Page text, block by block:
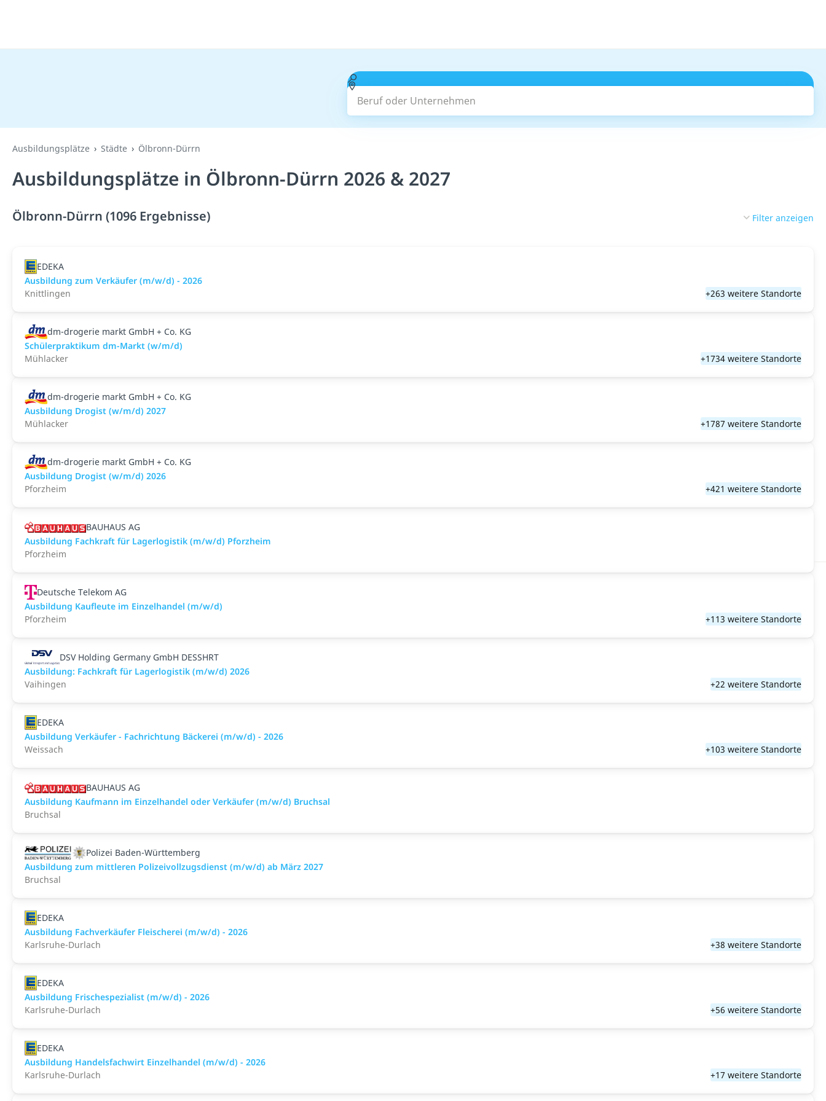
Beruf oder Unternehmen
Ausbildungsplätze Städte Ölbronn-Dürrn
Ausbildungsplätze in Ölbronn-Dürrn 2026 & 2027
Ölbronn-Dürrn (1096 Ergebnisse) Filter anzeigen
EDEKA
Ausbildung zum Verkäufer (m/w/d) - 2026
Knittlingen
+263 weitere Standorte
dm-drogerie markt GmbH + Co. KG
Schülerpraktikum dm-Markt (w/m/d)
Mühlacker
+1734 weitere Standorte
dm-drogerie markt GmbH + Co. KG
Ausbildung Drogist (w/m/d) 2027
Mühlacker
+1787 weitere Standorte
dm-drogerie markt GmbH + Co. KG
Ausbildung Drogist (w/m/d) 2026
Pforzheim
+421 weitere Standorte
BAUHAUS AG
Ausbildung Fachkraft für Lagerlogistik (m/w/d) Pforzheim
Pforzheim
Deutsche Telekom AG
Ausbildung Kaufleute im Einzelhandel (m/w/d)
Pforzheim
+113 weitere Standorte
DSV Holding Germany GmbH DESSHRT
Ausbildung: Fachkraft für Lagerlogistik (m/w/d) 2026
Vaihingen
+22 weitere Standorte
EDEKA
Ausbildung Verkäufer - Fachrichtung Bäckerei (m/w/d) - 2026
Weissach
+103 weitere Standorte
BAUHAUS AG
Ausbildung Kaufmann im Einzelhandel oder Verkäufer (m/w/d) Bruchsal
Bruchsal
Polizei Baden-Württemberg
Ausbildung zum mittleren Polizeivollzugsdienst (m/w/d) ab März 2027
Bruchsal
EDEKA
Ausbildung Fachverkäufer Fleischerei (m/w/d) - 2026
Karlsruhe-Durlach
+38 weitere Standorte
EDEKA
Ausbildung Frischespezialist (m/w/d) - 2026
Karlsruhe-Durlach
+56 weitere Standorte
EDEKA
Ausbildung Handelsfachwirt Einzelhandel (m/w/d) - 2026
Karlsruhe-Durlach
+17 weitere Standorte